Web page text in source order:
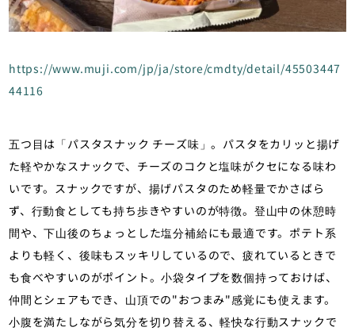
https://www.muji.com/jp/ja/store/cmdty/detail/45503447
44116
五つ目は「パスタスナック チーズ味」。パスタをカリッと揚げ
た軽やかなスナックで、チーズのコクと塩味がクセになる味わ
いです。スナックですが、揚げパスタのため軽量でかさばら
ず、行動食としても持ち歩きやすいのが特徴。登山中の休憩時
間や、下山後のちょっとした塩分補給にも最適です。ポテト系
よりも軽く、後味もスッキリしているので、疲れているときで
も食べやすいのがポイント。小袋タイプを数個持っておけば、
仲間とシェアもでき、山頂での"おつまみ"感覚にも使えます。
小腹を満たしながら気分を切り替える、軽快な行動スナックで